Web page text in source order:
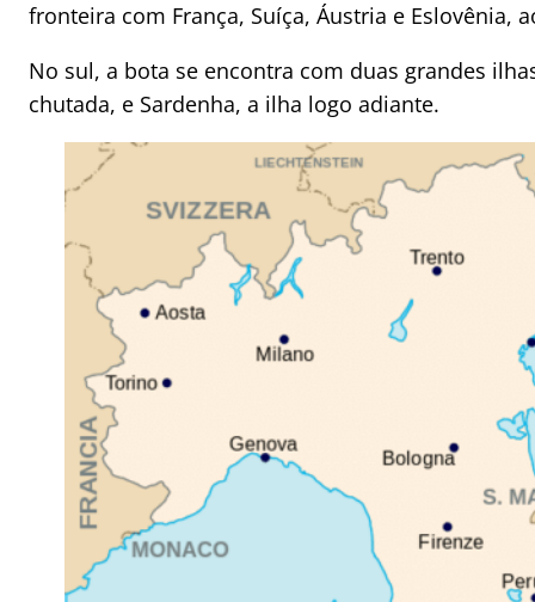
fronteira com França, Suíça, Áustria e Eslovênia,
No sul, a bota se encontra com duas grandes
chutada, e Sardenha, a ilha logo adiante.